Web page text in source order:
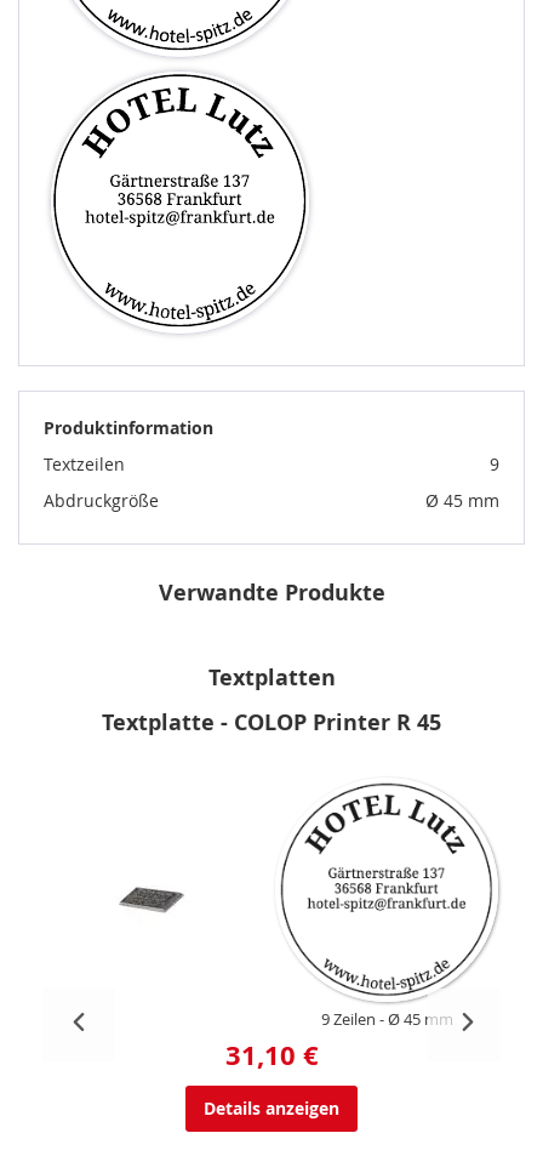
Produktinformation
Textzeilen
9
Abdruckgröße
Ø 45 mm
Verwandte Produkte
Textplatten
Textplatte - COLOP Printer R 45
9 Zeilen Ø 45 mm
31,10 €
Details anzeigen